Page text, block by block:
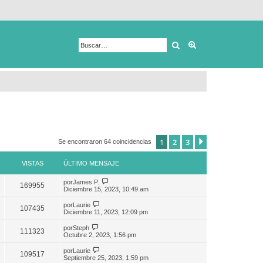
Buscar
Se encontraron 64 coincidencias 1 2 3
VISTAS ÚLTIMO MENSAJE
169955 porJames P.
Diciembre 15, 2023, 10:49 am
107435 porLaurie
Diciembre 11, 2023, 12:09 pm
111323 porSteph
Octubre 2, 2023, 1:56 pm
109517 porLaurie
Septiembre 25, 2023, 1:59 pm